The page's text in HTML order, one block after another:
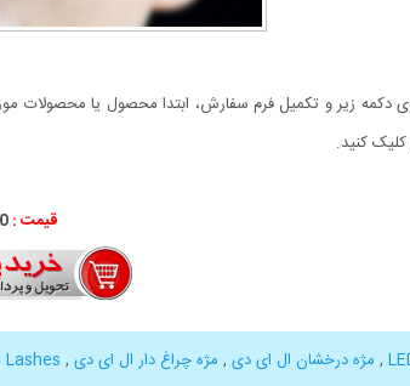
زیر و تکمیل فرم سفارش، ابتدا محصول یا محصولات
کنید.
قیمت :
, مژه درخشان ال ای دی , مژه چراغ دار ال ای دی ,
Lashes